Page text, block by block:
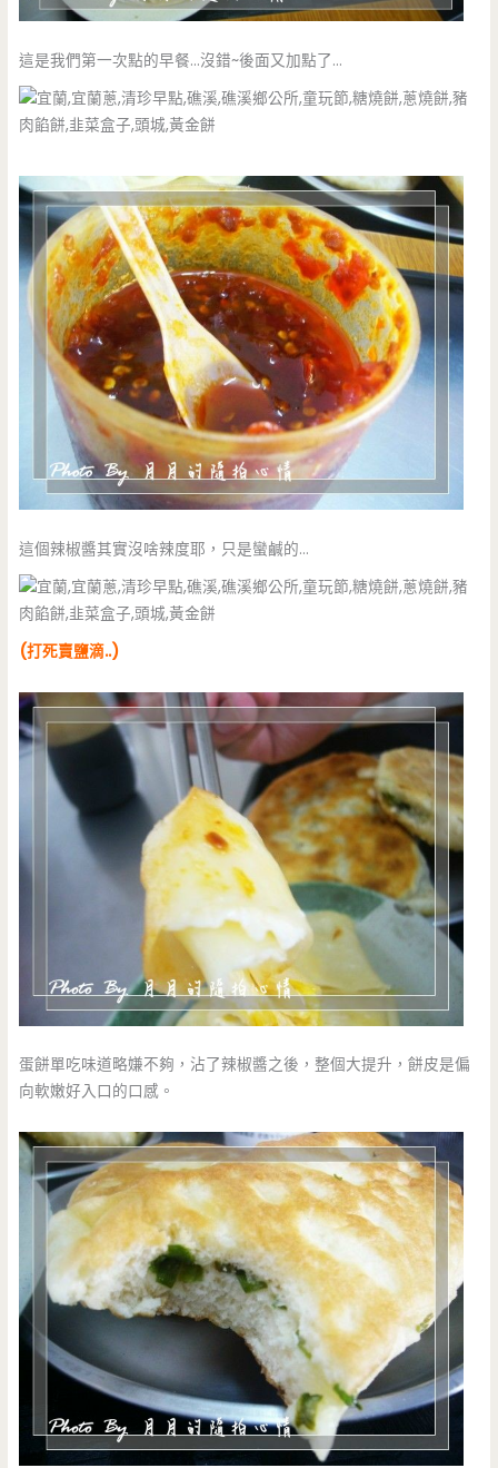
這是我們第一次點的早餐…沒錯~後面又加點了…
這個辣椒醬其實沒啥辣度耶，只是蠻鹹的…
(打死賣鹽滴..)
蛋餅單吃味道略嫌不夠，沾了辣椒醬之後，整個大提升，餅皮是偏
向軟嫩好入口的口感。